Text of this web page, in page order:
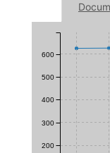
200
300
400
500
600